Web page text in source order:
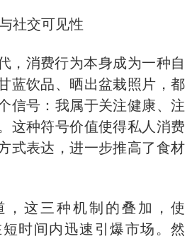
社交可见性
，消费行为本身成为一种自
蓝饮品、晒出盆栽照片，都
信号：我属于关注健康、注
这种符号价值使得私人消费
式表达，进一步推高了食材
，这三种机制的叠加，使
时间内迅速引爆市场。然